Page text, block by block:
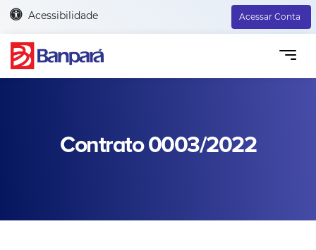
Acessibilidade Acessar Conta
Contrato 0003/2022